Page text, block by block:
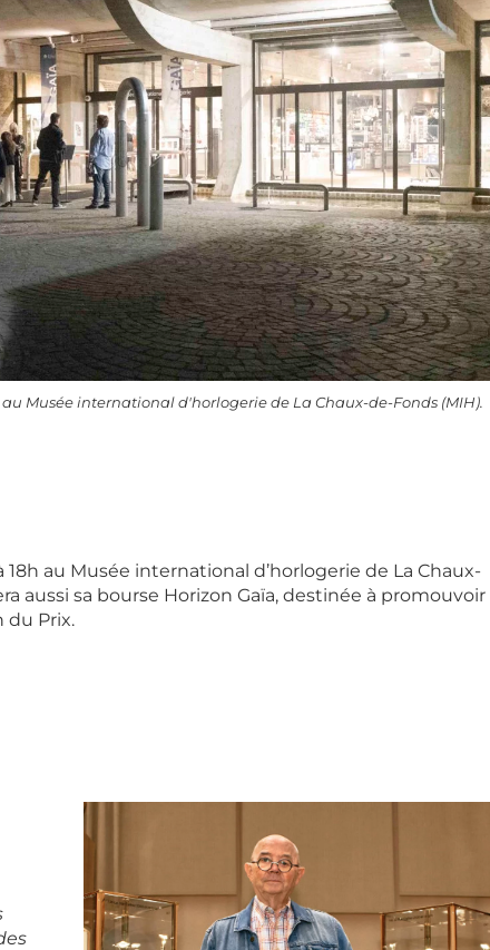
Musée international d'horlogerie de La Chaux-de-Fonds (MIH).
au Musée international d’horlogerie de La Chaux-
aussi sa bourse Horizon Gaïa, destinée à promouvoir
du Prix.